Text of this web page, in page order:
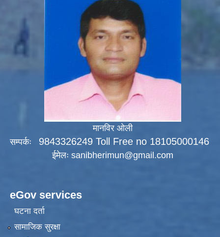
मानविर ओली
सम्पर्कः 9843326249 Toll Free no 18105000146
ईमेलः sanibherimun@gmail.com
eGov services
घटना दर्ता
सामाजिक सुरक्षा